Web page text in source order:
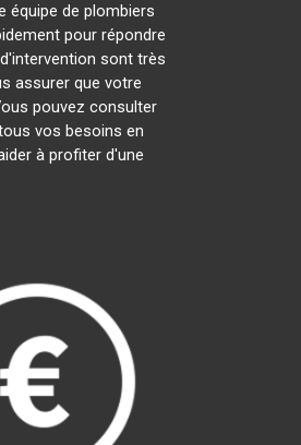
équipe de plombiers
pour répondre
sont très
assurer que votre
pouvez consulter
vos besoins en
à profiter d'une